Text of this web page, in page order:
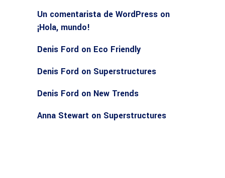
Un comentarista de WordPress on
¡Hola, mundo!
Denis Ford on Eco Friendly
Denis Ford on Superstructures
Denis Ford on New Trends
Anna Stewart on Superstructures